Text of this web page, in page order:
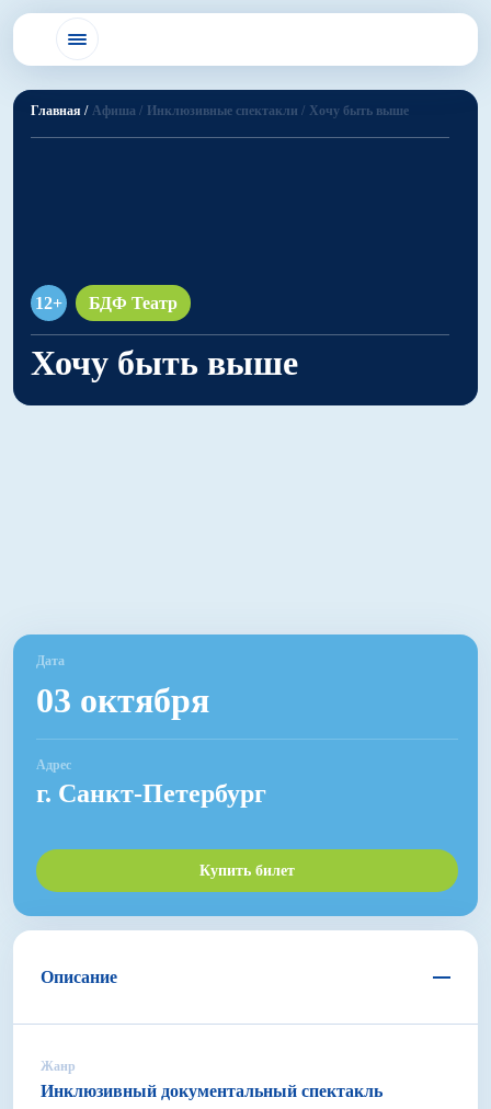
Главная / Афиша / Инклюзивные спектакли / Хочу быть выше
12+ БДФ Театр
Хочу быть выше
Дата
03 октября
Адрес
г. Санкт-Петербург
Купить билет
Описание
Жанр
Инклюзивный документальный спектакль